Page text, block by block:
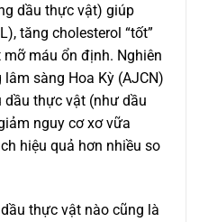
dầu thực vật) giúp
tăng cholesterol “tốt”
máu ổn định. Nghiên
sàng Hoa Kỳ (AJCN)
dầu thực vật (như dầu
nguy cơ xơ vữa
hiệu quả hơn nhiều so
thực vật nào cũng là